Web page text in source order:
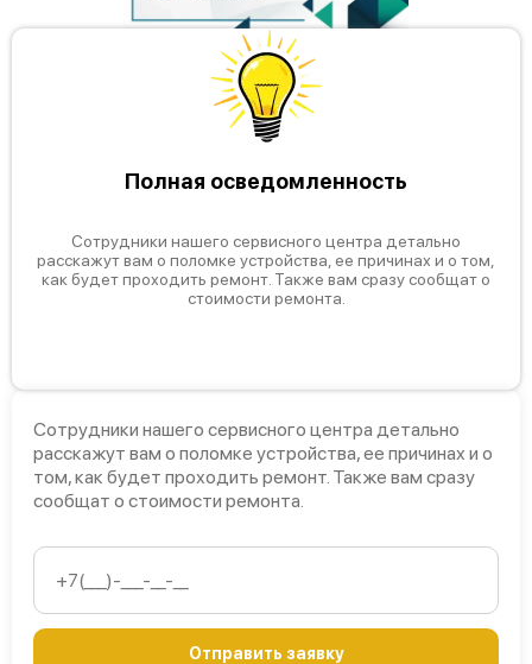
Полная осведомленность
Сотрудники нашего сервисного центра детально
расскажут вам о поломке устройства, ее причинах и о том,
как будет проходить ремонт. Также вам сразу сообщат о
стоимости ремонта.
Сотрудники нашего сервисного центра детально
расскажут вам о поломке устройства, ее причинах и о
том, как будет проходить ремонт. Также вам сразу
сообщат о стоимости ремонта.
Отправить заявку